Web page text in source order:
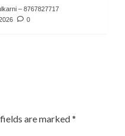
– 8767827717
0
are marked*